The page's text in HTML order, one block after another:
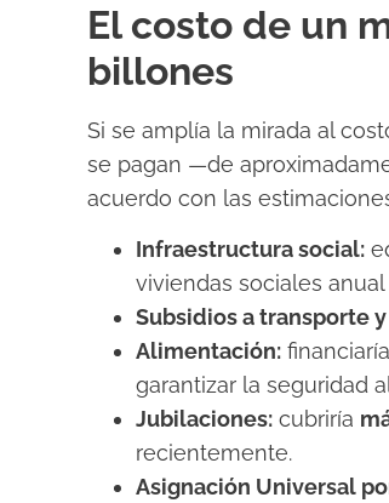
El costo de un
billones
Si se amplía la mirada al
se pagan —de
acuerdo con las
Infraestructura social:
viviendas sociales
Subsidios a transporte
Alimentación:
garantizar la seguridad
Jubilaciones: cubriría
recientemente.
Asignación Universal